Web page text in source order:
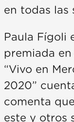
en todas las
Paula Fígoli
premiada
“Vivo en
2020”
comenta
este y otros